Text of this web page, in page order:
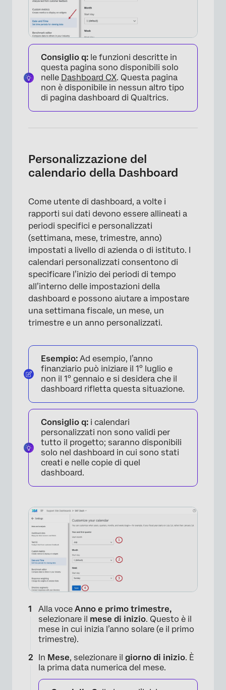
×
Consiglio q: le funzioni descritte in
questa pagina sono disponibili solo
nelle Dashboard CX. Questa pagina
non è disponibile in nessun altro tipo
di pagina dashboard di Qualtrics.
Personalizzazione del
calendario della Dashboard
Come utente di dashboard, a volte i
rapporti sui dati devono essere allineati a
periodi specifici e personalizzati
(settimana, mese, trimestre, anno)
impostati a livello di azienda o di istituto. I
calendari personalizzati consentono di
specificare l’inizio dei periodi di tempo
all’interno delle impostazioni della
dashboard e possono aiutare a impostare
una settimana fiscale, un mese, un
trimestre e un anno personalizzati.
Esempio: Ad esempio, l’anno
finanziario può iniziare il 1° luglio e
non il 1° gennaio e si desidera che il
dashboard rifletta questa situazione.
Consiglio q: i calendari
personalizzati non sono validi per
tutto il progetto; saranno disponibili
solo nel dashboard in cui sono stati
creati e nelle copie di quel
dashboard.
Alla voce Anno e primo trimestre,
selezionare il mese di inizio. Questo è il
mese in cui inizia l’anno solare (e il primo
trimestre).
In Mese, selezionare il giorno di inizio. È
la prima data numerica del mese.